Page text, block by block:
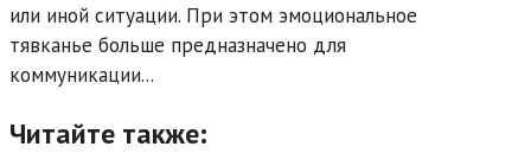
или иной ситуации. При этом эмоциональное
тявканье больше предназначено для
коммуникации...
Читайте также: